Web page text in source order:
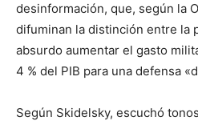
desinformación, que, según la
difuminan la distinción entre la
absurdo aumentar el gasto
4 % del PIB para una defensa
Según Skidelsky, escuchó